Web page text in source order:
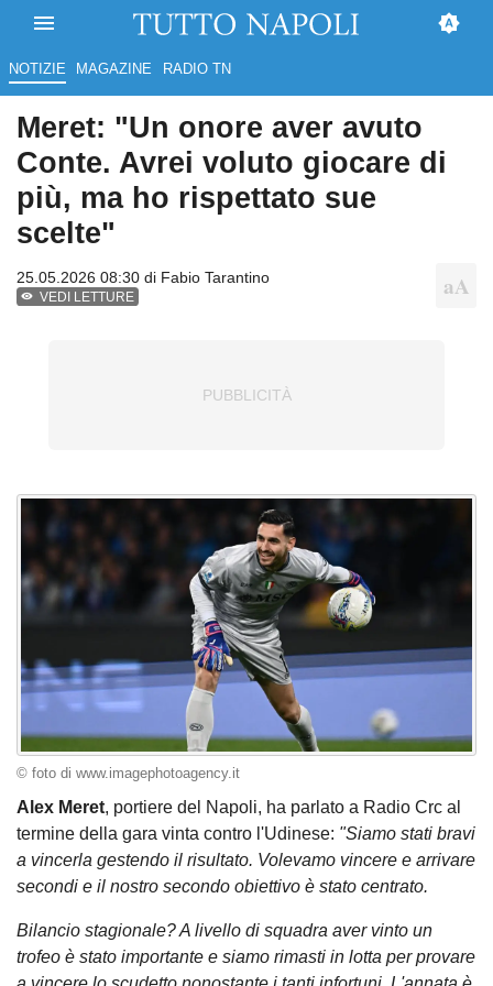
NOTIZIE MAGAZINE RADIO TN
Meret: "Un onore aver avuto
Conte. Avrei voluto giocare di
più, ma ho rispettato sue
scelte"
25.05.2026 08:30 di Fabio Tarantino
VEDI LETTURE
© foto di www.imagephotoagency.it
Alex Meret, portiere del Napoli, ha parlato a Radio Crc al
termine della gara vinta contro l'Udinese: "Siamo stati bravi
a vincerla gestendo il risultato. Volevamo vincere e arrivare
secondi e il nostro secondo obiettivo è stato centrato.
Bilancio stagionale? A livello di squadra aver vinto un
trofeo è stato importante e siamo rimasti in lotta per provare